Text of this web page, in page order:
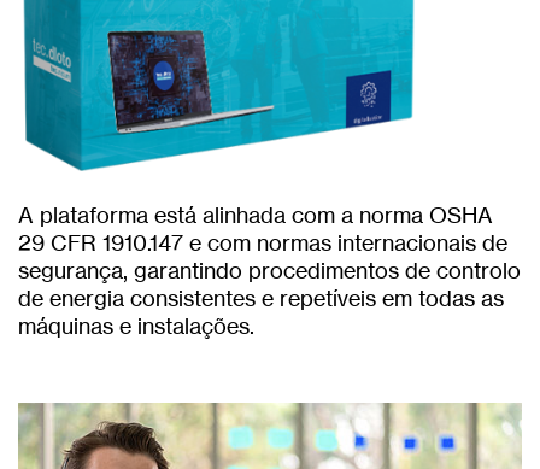
A plataforma está alinhada com a norma OSHA
29 CFR 1910.147 e com normas internacionais de
segurança, garantindo procedimentos de controlo
de energia consistentes e repetíveis em todas as
máquinas e instalações.